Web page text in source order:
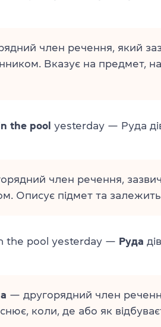
член речення, який
Вказує на предмет,
the pool yesterday — Руда
член речення,
Описує підмет та залежить
the pool yesterday — Руда
— другорядний член
коли, де або як